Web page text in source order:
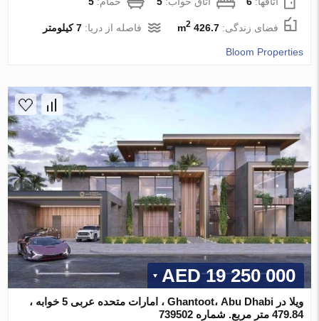
فضای زندگی:426.7 m
2 فاصله از دریا:7 کیلومتر
Bloom Properties
19 250 000 AED
ویلا در Ghantoot، Abu Dhabi ، امارات متحده عربی 5 خوابه ،
479.84 متر مربع. شماره 739502